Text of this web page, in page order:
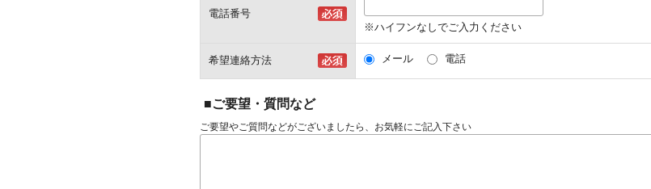
電話番号
※ハイフンなしでご入力ください
希望連絡方法 メール 電話
■ご要望・質問など
ご要望やご質問などがございましたら、お気軽にご記入下さい